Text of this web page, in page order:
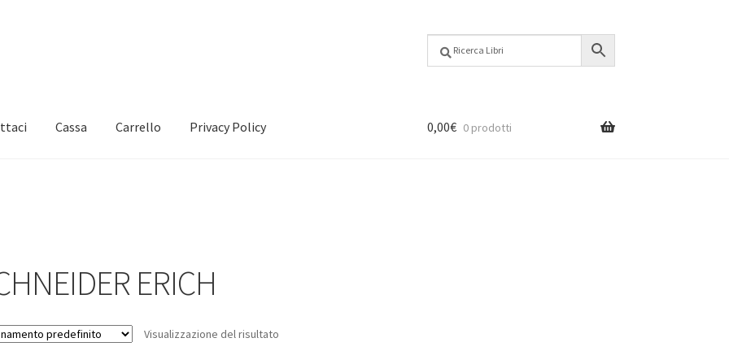
Cassa Carrello Privacy Policy 0,00€ 0 prodotti
ERICH
Visualizzazione del risultato